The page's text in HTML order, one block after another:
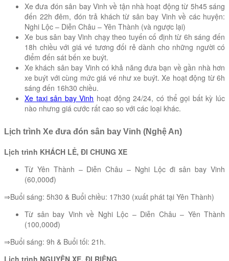
Xe đưa đón sân bay Vinh về tận nhà hoạt động từ 5h45 sáng
đến 22h đêm, đón trả khách từ sân bay Vinh về các huyện:
Nghi Lộc – Diễn Châu – Yên Thành (và ngược lại)
Xe bus sân bay Vinh chạy theo tuyến cố định từ 6h sáng đến
18h chiều với giá vé tương đối rẻ dành cho những người có
điểm đến sát bến xe buýt.
Xe khách sân bay Vinh có khả năng đưa bạn về gần nhà hơn
xe buýt với cùng mức giá vé như xe buýt. Xe hoạt động từ 6h
sáng đến 16h30 chiều.
Xe taxi sân bay Vinh hoạt động 24/24, có thể gọi bất kỳ lúc
nào nhưng giá cước rất cao so với các loại khác.
Lịch trình Xe đưa đón sân bay Vinh (Nghệ An)
Lịch trình KHÁCH LẺ, ĐI CHUNG XE
Từ Yên Thành – Diễn Châu – Nghi Lộc đi sân bay Vinh
(60,000đ)
⇒Buổi sáng: 5h30 & Buổi chiều: 17h30 (xuất phát tại Yên Thành)
Từ sân bay Vinh về Nghi Lộc – Diễn Châu – Yên Thành
(100,000đ)
⇒Buổi sáng: 9h & Buổi tối: 21h.
Lịch trình NGUYÊN XE, ĐI RIÊNG